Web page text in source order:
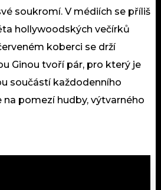
soukromí. V médiích se příliš
hollywoodských večírků
koberci se drží
Ginou tvoří pár, pro který je
součástí každodenního
na pomezí hudby, výtvarného